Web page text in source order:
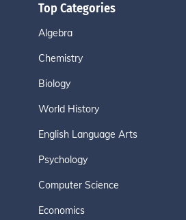
Top Categories
Algebra
Chemistry
Biology
World History
English Language Arts
Psychology
Computer Science
Economics